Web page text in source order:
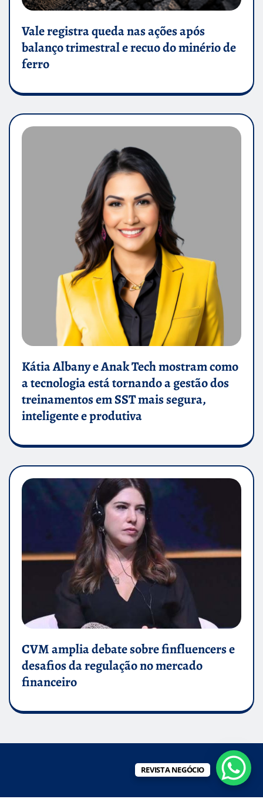
Vale registra queda nas ações após
balanço trimestral e recuo do minério de
ferro
Kátia Albany e Anak Tech mostram como
a tecnologia está tornando a gestão dos
treinamentos em SST mais segura,
inteligente e produtiva
CVM amplia debate sobre finfluencers e
desafios da regulação no mercado
financeiro
REVISTA NEGÓCIO